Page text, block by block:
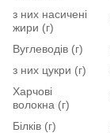
з них насичені
жири (г)
Вуглеводів (г)
з них цукри (г)
Харчові
волокна (г)
Білків (г)